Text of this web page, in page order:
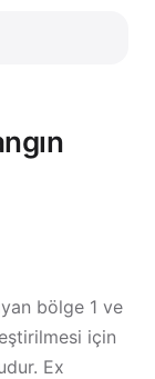
bölge 1 ve
için
Ex